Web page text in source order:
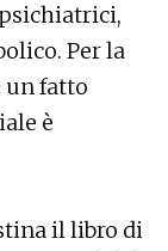
Per la
un fatto
è
il libro di